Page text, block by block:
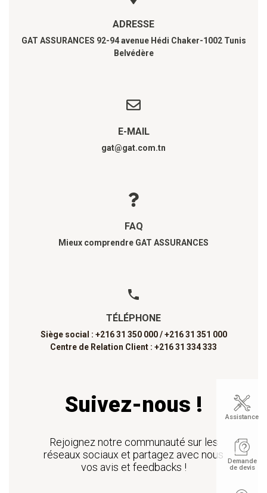
ADRESSE
GAT ASSURANCES 92-94 avenue Hédi Chaker-1002 Tunis
Belvédère
E-MAIL
gat@gat.com.tn
FAQ
Mieux comprendre GAT ASSURANCES
TÉLÉPHONE
Siège social : +216 31 350 000 / +216 31 351 000
Centre de Relation Client : +216 31 334 333
Suivez-nous !
Rejoignez notre communauté sur les
réseaux sociaux et partagez avec nous
vos avis et feedbacks !
Assistance
Demande
de devis